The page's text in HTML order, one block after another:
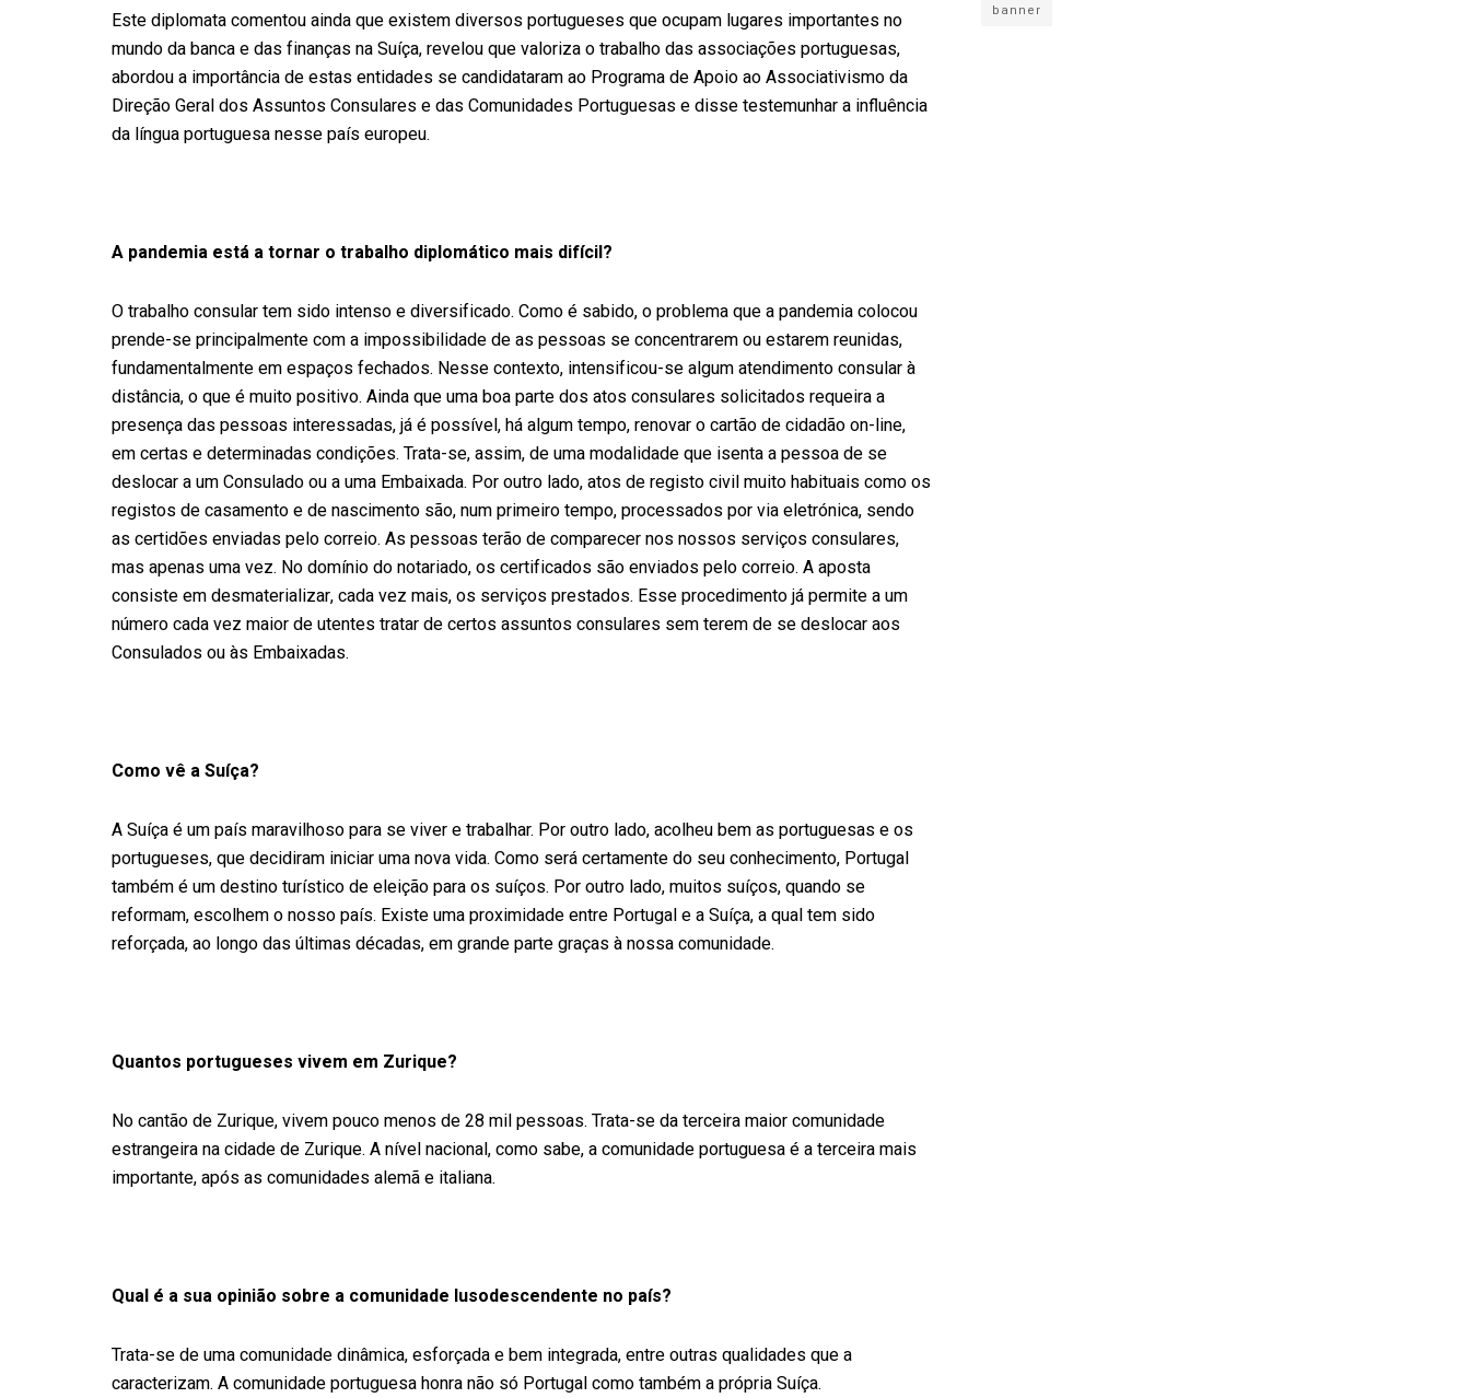
Este diplomata comentou ainda que existem diversos portugueses que ocupam lugares importantes no
mundo da banca e das finanças na Suíça, revelou que valoriza o trabalho das associações portuguesas,
abordou a importância de estas entidades se candidataram ao Programa de Apoio ao Associativismo da
Direção Geral dos Assuntos Consulares e das Comunidades Portuguesas e disse testemunhar a influência
da língua portuguesa nesse país europeu.
A pandemia está a tornar o trabalho diplomático mais difícil?
O trabalho consular tem sido intenso e diversificado. Como é sabido, o problema que a pandemia colocou
prende-se principalmente com a impossibilidade de as pessoas se concentrarem ou estarem reunidas,
fundamentalmente em espaços fechados. Nesse contexto, intensificou-se algum atendimento consular à
distância, o que é muito positivo. Ainda que uma boa parte dos atos consulares solicitados requeira a
presença das pessoas interessadas, já é possível, há algum tempo, renovar o cartão de cidadão on-line,
em certas e determinadas condições. Trata-se, assim, de uma modalidade que isenta a pessoa de se
deslocar a um Consulado ou a uma Embaixada. Por outro lado, atos de registo civil muito habituais como os
registos de casamento e de nascimento são, num primeiro tempo, processados por via eletrónica, sendo
as certidões enviadas pelo correio. As pessoas terão de comparecer nos nossos serviços consulares,
mas apenas uma vez. No domínio do notariado, os certificados são enviados pelo correio. A aposta
consiste em desmaterializar, cada vez mais, os serviços prestados. Esse procedimento já permite a um
número cada vez maior de utentes tratar de certos assuntos consulares sem terem de se deslocar aos
Consulados ou às Embaixadas.
Como vê a Suíça?
A Suíça é um país maravilhoso para se viver e trabalhar. Por outro lado, acolheu bem as portuguesas e os
portugueses, que decidiram iniciar uma nova vida. Como será certamente do seu conhecimento, Portugal
também é um destino turístico de eleição para os suíços. Por outro lado, muitos suíços, quando se
reformam, escolhem o nosso país. Existe uma proximidade entre Portugal e a Suíça, a qual tem sido
reforçada, ao longo das últimas décadas, em grande parte graças à nossa comunidade.
Quantos portugueses vivem em Zurique?
No cantão de Zurique, vivem pouco menos de 28 mil pessoas. Trata-se da terceira maior comunidade
estrangeira na cidade de Zurique. A nível nacional, como sabe, a comunidade portuguesa é a terceira mais
importante, após as comunidades alemã e italiana.
Qual é a sua opinião sobre a comunidade lusodescendente no país?
Trata-se de uma comunidade dinâmica, esforçada e bem integrada, entre outras qualidades que a
caracterizam. A comunidade portuguesa honra não só Portugal como também a própria Suíça.
banner